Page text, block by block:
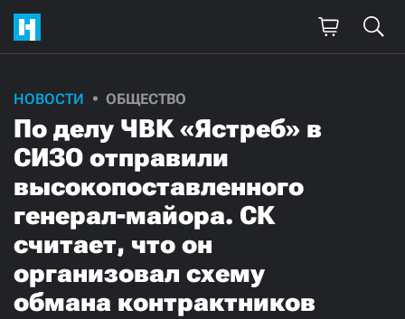
НОВОСТИ ОБЩЕСТВО
По делу ЧВК «Ястреб» в
СИЗО отправили
высокопоставленного
генерал-майора. СК
считает, что он
организовал схему
обмана контрактников